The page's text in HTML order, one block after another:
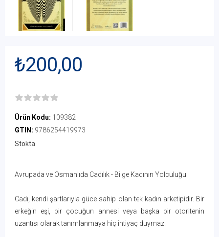
₺200,00
Ürün Kodu: 109382
GTIN: 9786254419973
Stokta
Avrupada ve Osmanlıda Cadılık - Bilge Kadının Yolculuğu
Cadı, kendi şartlarıyla güce sahip olan tek kadın arketipidir. Bir
erkeğin eşi, bir çocuğun annesi veya başka bir otoritenin
uzantısı olarak tanımlanmaya hiç ihtiyaç duymaz.